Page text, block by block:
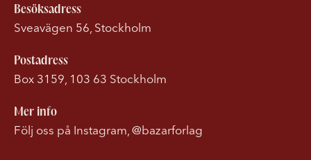
Besöksadress
Sveavägen 56, Stockholm
Postadress
Box 3159, 103 63 Stockholm
Mer info
Följ oss på Instagram, @bazarforlag